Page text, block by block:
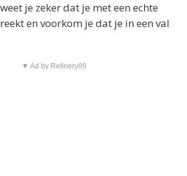
je zeker dat je met een echte
en voorkom je dat je in een val
▼ Ad by Refinery89